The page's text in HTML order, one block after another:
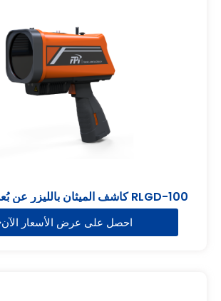
RLGD-100 كاشف الميثان بالليزر عن بُعد RLGD-100
احصل على عرض الأسعار الآن